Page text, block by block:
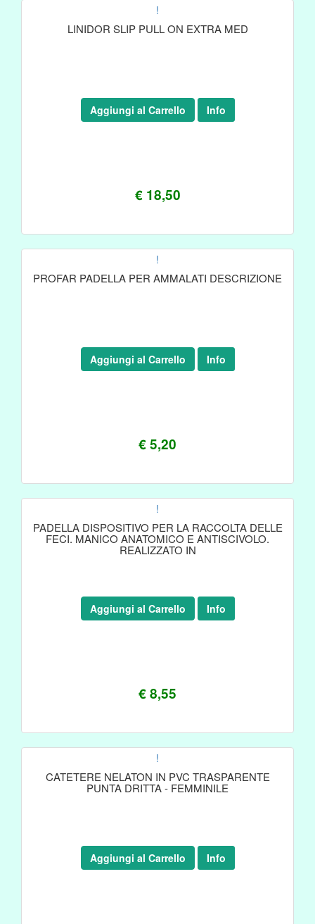
!
LINIDOR SLIP PULL ON EXTRA MED
€ 18,50
Aggiungi al Carrello Info
!
PROFAR PADELLA PER AMMALATI DESCRIZIONE
€ 5,20
Aggiungi al Carrello Info
!
PADELLA DISPOSITIVO PER LA RACCOLTA DELLE
FECI. MANICO ANATOMICO E ANTISCIVOLO.
REALIZZATO IN
€ 8,55
Aggiungi al Carrello Info
!
CATETERE NELATON IN PVC TRASPARENTE
PUNTA DRITTA - FEMMINILE
Aggiungi al Carrello Info